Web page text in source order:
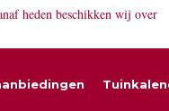
heden beschikken wij over